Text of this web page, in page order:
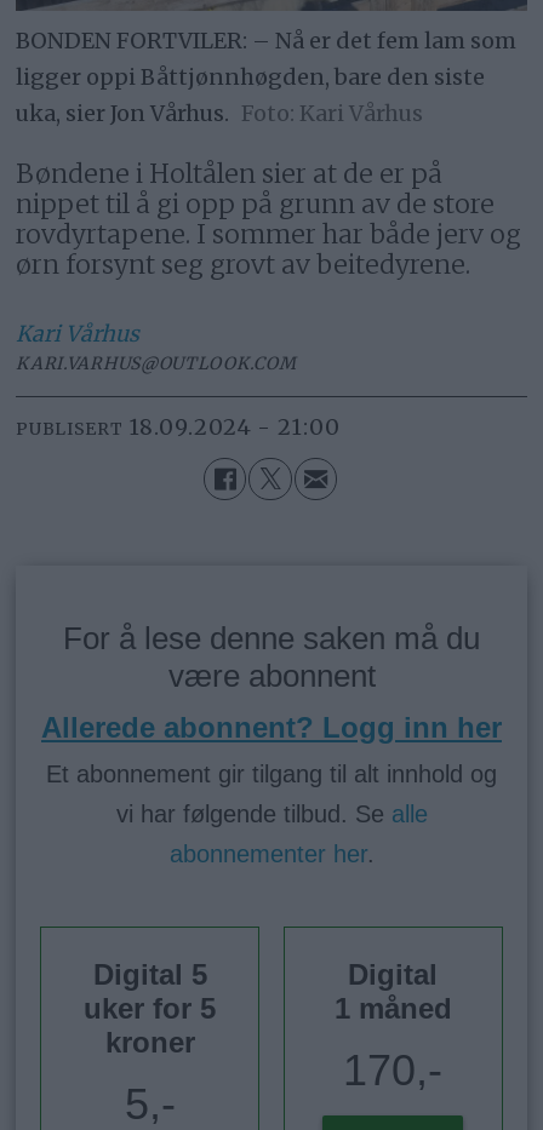
BONDEN FORTVILER: – Nå er det fem lam som
ligger oppi Båttjønnhøgden, bare den siste
uka, sier Jon Vårhus.
Kari Vårhus
Bøndene i Holtålen sier at de er på
nippet til å gi opp på grunn av de store
rovdyrtapene. I sommer har både jerv og
ørn forsynt seg grovt av beitedyrene.
Kari Vårhus
KARI.VARHUS@OUTLOOK.COM
PUBLISERT 18.09.2024 - 21:00
For å lese denne saken må du
være abonnent
Allerede abonnent? Logg inn her
Et abonnement gir tilgang til alt innhold og
vi har følgende tilbud. Se alle
abonnementer her.
Digital 5
uker for 5
kroner
5,-
Digital
1 måned
170,-